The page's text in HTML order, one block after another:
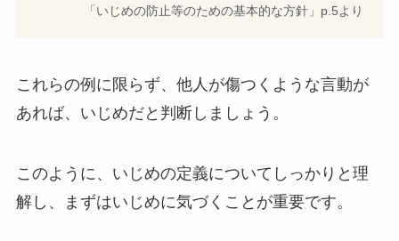
「いじめの防止等のための基本的な方針」p.5より
これらの例に限らず、他人が傷つくような言動が
あれば、いじめだと判断しましょう。
このように、いじめの定義についてしっかりと理
解し、まずはいじめに気づくことが重要です。